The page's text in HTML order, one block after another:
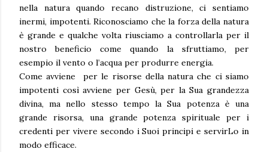
nella natura quando recano distruzione, ci sentiamo
inermi, impotenti. Riconosciamo che la forza della natura
è grande e qualche volta riusciamo a controllarla per il
nostro beneficio come quando la sfruttiamo, per
esempio il vento o l’acqua per produrre energia.
Come avviene per le risorse della natura che ci siamo
impotenti così avviene per Gesù, per la Sua grandezza
divina, ma nello stesso tempo la Sua potenza è una
grande risorsa, una grande potenza spirituale per i
credenti per vivere secondo i Suoi principi e servirLo in
modo efficace.